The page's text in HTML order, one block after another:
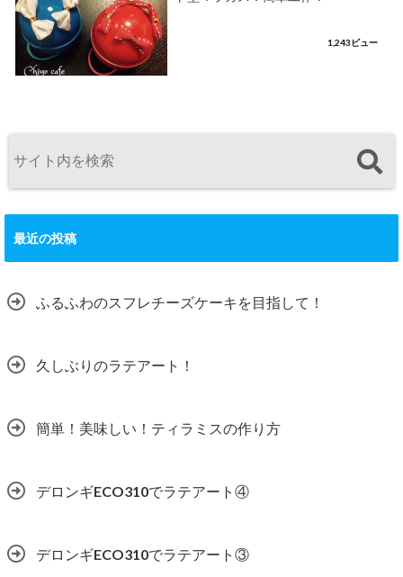
1,243ビュー
最近の投稿
ふるふわのスフレチーズケーキを目指して！
久しぶりのラテアート！
簡単！美味しい！ティラミスの作り方
デロンギECO310でラテアート④
デロンギECO310でラテアート③